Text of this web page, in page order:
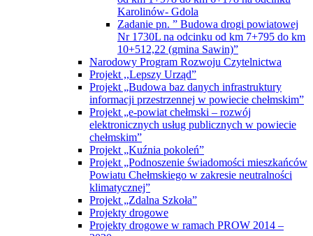
Karolinów- Gdola
Zadanie pn. ” Budowa drogi powiatowej
Nr 1730L na odcinku od km 7+795 do km
10+512,22 (gmina Sawin)”
Narodowy Program Rozwoju Czytelnictwa
Projekt ,,Lepszy Urząd”
Projekt „Budowa baz danych infrastruktury
informacji przestrzennej w powiecie chełmskim”
Projekt „e-powiat chełmski – rozwój
elektronicznych usług publicznych w powiecie
chełmskim”
Projekt „Kuźnia pokoleń”
Projekt „Podnoszenie świadomości mieszkańców
Powiatu Chełmskiego w zakresie neutralności
klimatycznej”
Projekt „Zdalna Szkoła”
Projekty drogowe
Projekty drogowe w ramach PROW 2014 –